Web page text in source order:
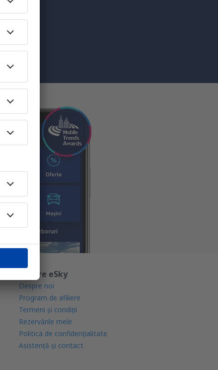
am
Despre eSky
Despre noi
Program de afiliere
Termeni şi condiţii
Rezervările mele
Politica de confidențialitate
Asistenţă şi contact